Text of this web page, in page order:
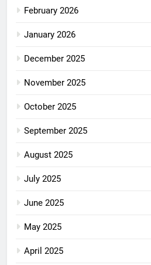
February 2026
January 2026
December 2025
November 2025
October 2025
September 2025
August 2025
July 2025
June 2025
May 2025
April 2025